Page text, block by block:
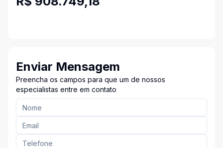
Enviar Mensagem
Preencha os campos para que um de nossos
especialistas entre em contato